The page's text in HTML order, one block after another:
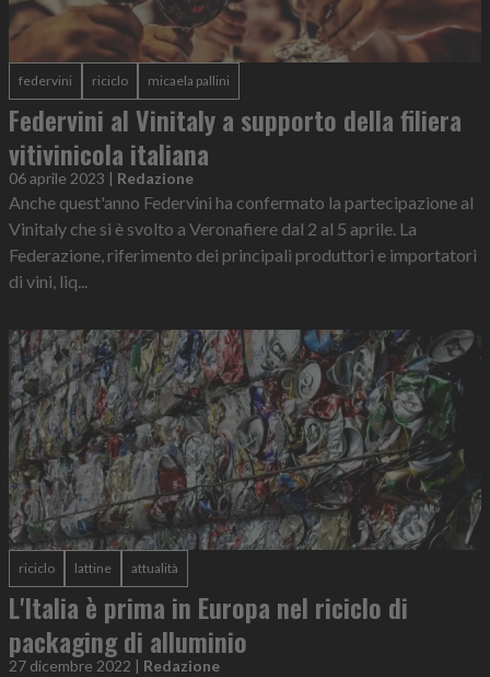
federvini riciclo micaela pallini
Federvini al Vinitaly a supporto della filiera
vitivinicola italiana
06 aprile 2023 | Redazione
Anche quest'anno Federvini ha confermato la partecipazione al
Vinitaly che si è svolto a Veronafiere dal 2 al 5 aprile. La
Federazione, riferimento dei principali produttori e importatori
di vini, liq...
riciclo lattine attualità
L'Italia è prima in Europa nel riciclo di
packaging di alluminio
27 dicembre 2022 | Redazione